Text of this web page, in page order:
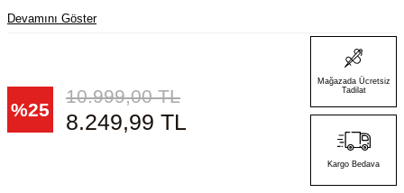
Devamını Göster
%25
10.999,00TL
8.249,99 TL
Mağazada Ücretsiz
Tadilat
Kargo Bedava